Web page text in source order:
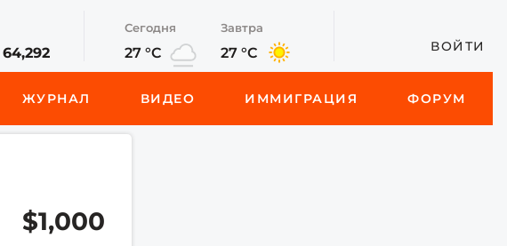
64,292
Сегодня
27 °C
Завтра
27 °C ВОЙТИ
ЖУРНАЛ ВИДЕО ИММИГРАЦИЯ ФОРУМ
$1,000